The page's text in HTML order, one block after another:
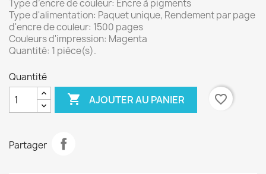
Type d’encre de couleur: Encre à pigments
Type d'alimentation: Paquet unique, Rendement par page
d'encre de couleur: 1500 pages
Couleurs d'impression: Magenta
Quantité: 1 pièce(s).
Quantité
 AJOUTER AU PANIER favorite_border
Partager